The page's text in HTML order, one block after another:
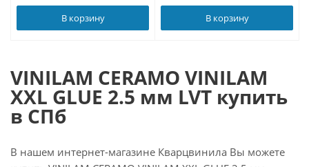
В корзину В корзину
VINILAM CERAMO VINILAM
XXL GLUE 2.5 мм LVT купить
в СПб
В нашем интернет-магазине Кварцвинила Вы можете